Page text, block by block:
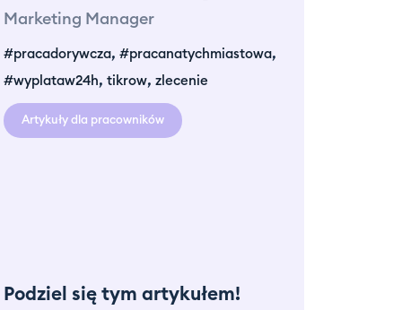
Marketing Manager
#pracadorywcza, #pracanatychmiastowa,
#wyplataw24h, tikrow, zlecenie
Artykuły dla pracowników
Podziel się tym artykułem!